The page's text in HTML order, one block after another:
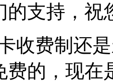
的支持，祝
收费制还
费的，现